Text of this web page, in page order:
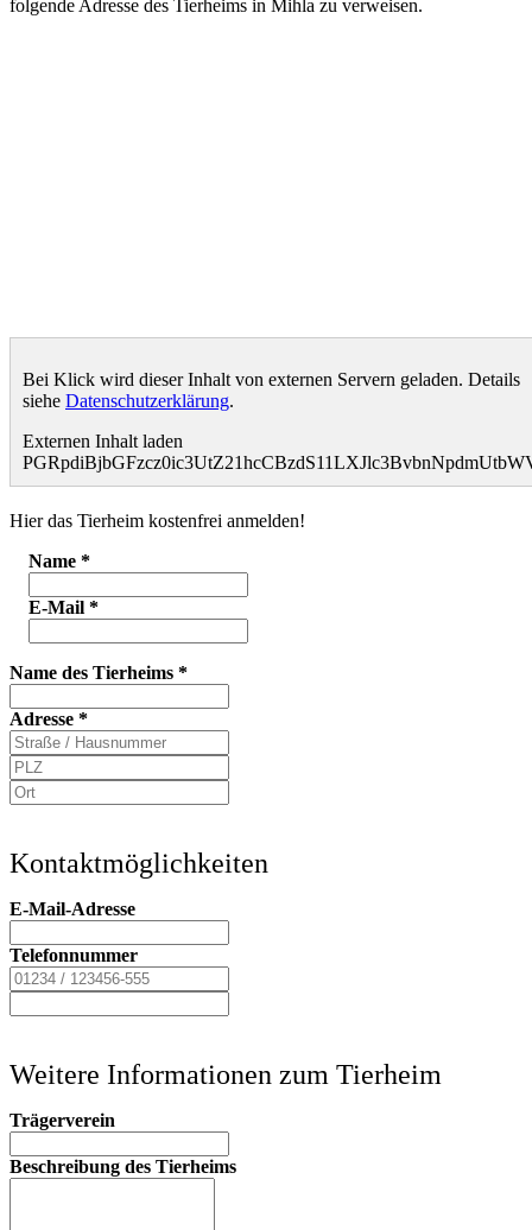
folgende Adresse des Tierheims in Mihla zu verweisen.
Bei Klick wird dieser Inhalt von externen Servern geladen. Details
siehe Datenschutzerklärung.
Externen Inhalt laden
Hier das Tierheim kostenfrei anmelden!
Name *
E-Mail *
Name des Tierheims *
Adresse *
Kontaktmöglichkeiten
E-Mail-Adresse
Telefonnummer
Weitere Informationen zum Tierheim
Trägerverein
Beschreibung des Tierheims